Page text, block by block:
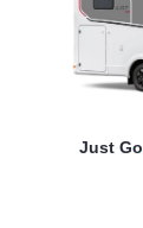
Just Go